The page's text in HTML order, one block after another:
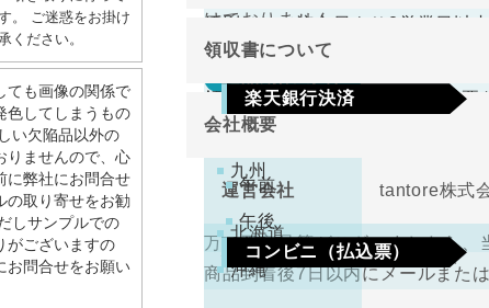
金確認後から4～5日営業日以
楽天銀行決済
ください。手数料はご負担をお
コンビニ（払込票）
近畿
中国
四国
九州
北海道
沖縄
けておりません。
切り売り商品やメーカー取り寄
不良品
万一不良品等がございましたら、
商品到着後7日以内にメールまた
原則として注文日より2営業日以
下記の選択肢からご希望の配送
午前
午後
領収書について
領収書（納品書、請求書）が必要
会社概要
運営会社 tantore株式
代表取締役 中河原 毅
。 ご迷惑をお掛け
ください。
ても画像の関係で
色してしまうもの
い欠陥品以外の
りませんので、心
に弊社にお問合せ
の取り寄せをお勧
しサンプルでの
がございますの
お問合せをお願い